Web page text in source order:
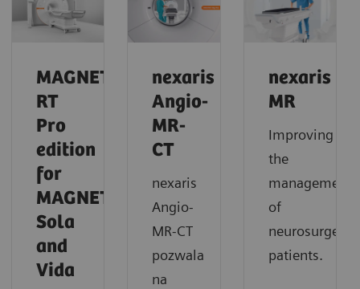
MAGNETOM
RT
Pro
edition
for
MAGNETOM
Sola
and
Vida
nexaris
Angio-
MR-
CT
nexaris
Angio-
MR-CT
pozwala
na
nexaris
MR
Improving
the
management
of
neurosurgery
patients.